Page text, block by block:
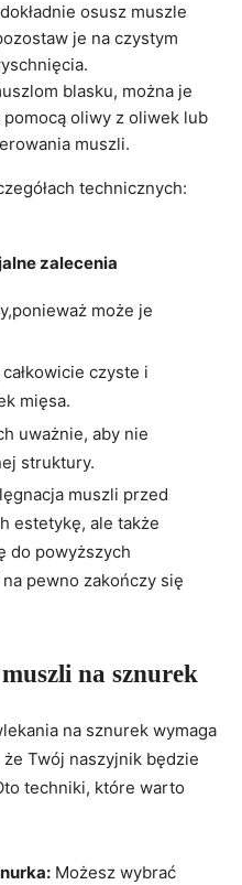
osusz muszle
je na czystym
blasku, można je
oliwy z oliwek lub
muszli.
technicznych:
zalecenia
może je
czyste i
mięsa.
uważnie, aby nie
struktury.
muszli przed
estetykę, ale także
do powyższych
pewno zakończy się
na sznurek
na sznurek wymaga
Twój naszyjnik będzie
techniki, które warto
Możesz wybrać